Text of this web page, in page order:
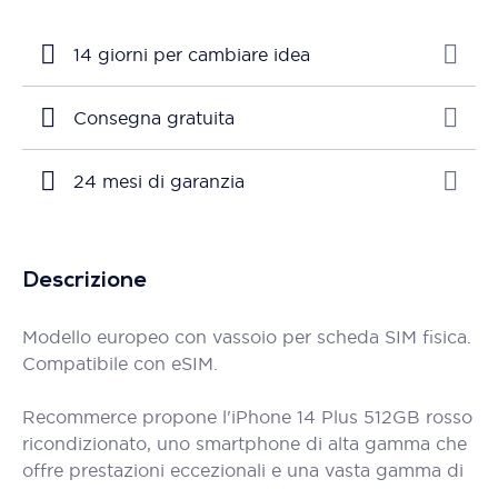
14 giorni per cambiare idea
Consegna gratuita
24 mesi di garanzia
Descrizione
Modello europeo con vassoio per scheda SIM fisica.
Compatibile con eSIM.
Recommerce propone l'iPhone 14 Plus 512GB rosso
ricondizionato, uno smartphone di alta gamma che
offre prestazioni eccezionali e una vasta gamma di